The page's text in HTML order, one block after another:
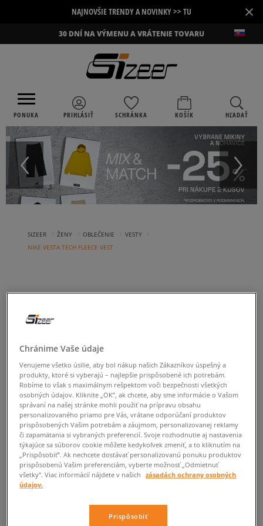
NAJNOVŠIE TRENDY A NOVINKY >> TU ×
30 DNÍ NA VÝMENU A VRÁTENIE TOVARU
PONUKA PRIHLÁSIŤ SCHRÁNKA KOŠÍK HĽADAŤ
SIZEER ŽENY OBLEČENIE VESTY
NIKE VESTA TECH FLEECE VEST
Chránime Vaše údaje
Venujeme všetko úsilie, aby bol nákup našich Zákazníkov úspešný a
produkty, ktoré si vyberajú – najlepšie prispôsobené ich potrebám.
Robíme to však s maximálnym rešpektom voči bezpečnosti všetkých
osobných údajov. Kliknite „OK”, ak chcete, aby sme informácie o Vašom
správaní na našej stránke mohli použiť na prípravu obsahu
personalizovaného priamo pre Vás, vrátane odporúčaní produktov
prispôsobených Vašim potrebám a záujmom, personalizovanej reklamy
či zapamätania si vybraných preferencií. Svoje rozhodnutie aj nastavenia
týkajúce sa súborov cookie môžete kedykoľvek zmeniť, a to kliknutím na
„Prispôsobiť”. Ak nechcete dostávať personalizovanú ponuku produktov
prispôsobenú Vašim preferenciám, vyberte možnosť „Odmietnuť
všetky”. Viac informácií nájdete v našich
zásadách ochrany osobných
údajov.
Prispôsobiť